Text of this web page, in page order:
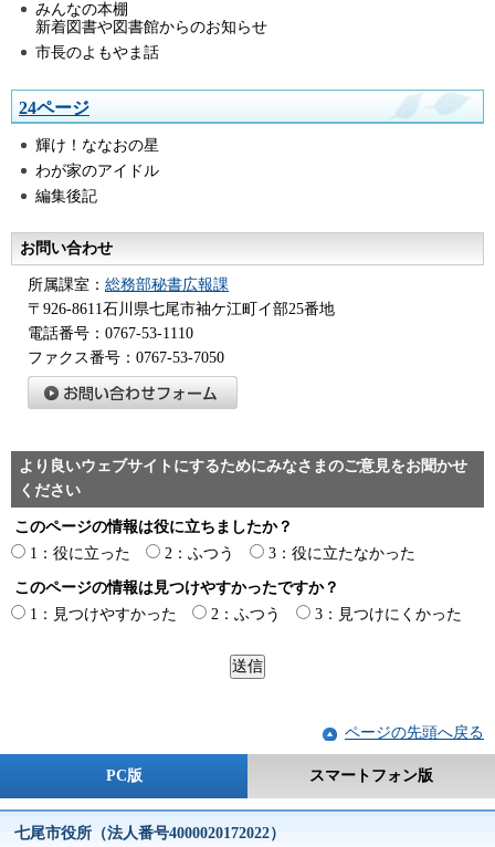
みんなの本棚
新着図書や図書館からのお知らせ
市長のよもやま話
24ページ
輝け！ななおの星
わが家のアイドル
編集後記
お問い合わせ
所属課室： 総務部秘書広報課
〒926-8611石川県七尾市袖ケ江町イ部25番地
電話番号：0767-53-1110
ファクス番号：0767-53-7050
より良いウェブサイトにするためにみなさまのご意見をお聞かせ
ください
このページの情報は役に立ちましたか？
1：役に立った
2：ふつう 3：役に立たなかった
このページの情報は見つけやすかったですか？
1：見つけやすかった
2：ふつう 3：見つけにくかった
ページの先頭へ戻る
PC版 スマートフォン版
七尾市役所（法人番号4000020172022）